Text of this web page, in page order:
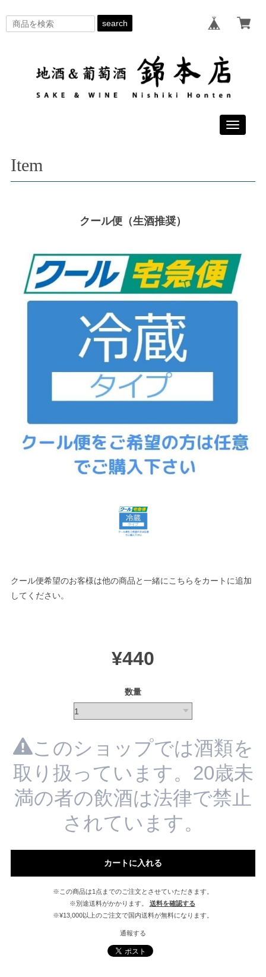
search
Toggle
Item
クール便（生酒推奨）
クール便希望のお客様は他の商品と一緒にこちらをカートに追加
してください。
¥440
数量
このショップでは酒類を
取り扱っています。20歳未
満の者の飲酒は法律で禁止
されています。
カートに入れる
※この商品は1点までのご注文とさせていただきます。
※別途送料がかかります。
送料を確認する
※¥13,000以上のご注文で国内送料が無料になります。
通報する